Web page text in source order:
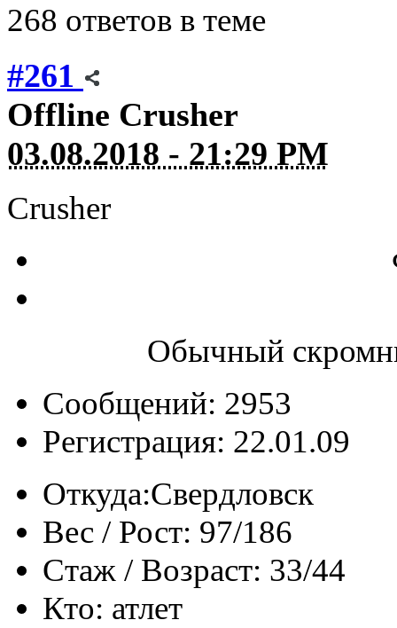
268 ответов в теме
#261
Offline Crusher
03.08.2018 - 21:29 PM
Crusher
Обычный
Сообщений: 2953
Регистрация: 22.01.09
Откуда:Свердловск
Вес / Рост: 97/186
Стаж / Возраст: 33/44
Кто: атлет